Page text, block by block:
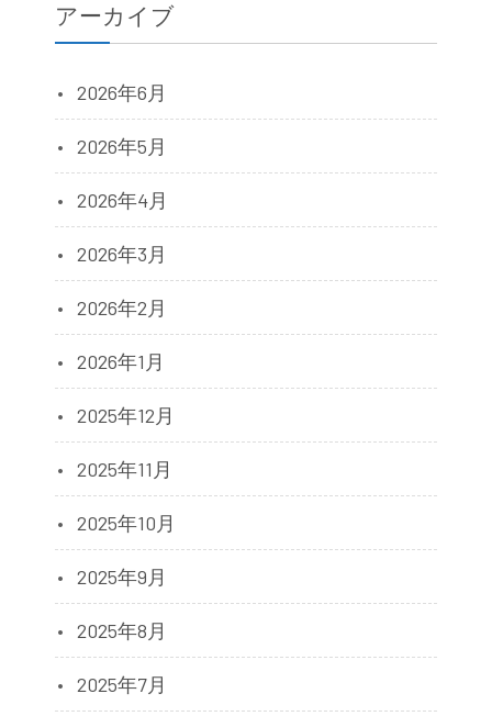
アーカイブ
2026年6月
2026年5月
2026年4月
2026年3月
2026年2月
2026年1月
2025年12月
2025年11月
2025年10月
2025年9月
2025年8月
2025年7月